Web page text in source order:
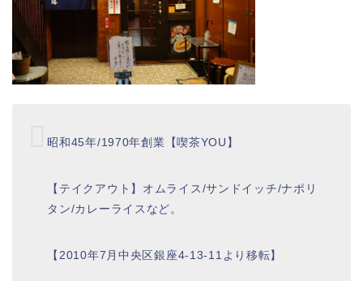
昭和45年/1970年創業【喫茶YOU】
【テイクアウト】オムライス/サンドイッチ/ナポリ
タン/カレーライスなど。
【2010年7月中央区銀座4-13-11より移転】